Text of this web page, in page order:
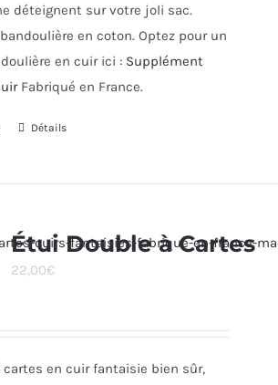
déteignent sur votre joli sac.
en coton. Optez pour un
en cuir ici : Supplément
Fabriqué en France.
Ce
variations.
Les
Détails
Étui Double à Cartes
22,00€
en cuir fantaisie bien sûr,